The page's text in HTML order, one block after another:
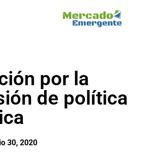
por la
de política
30, 2020